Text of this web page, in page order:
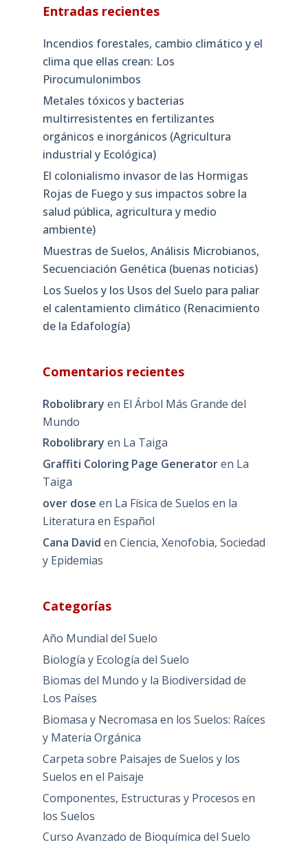
Entradas recientes
Incendios forestales, cambio climático y el
clima que ellas crean: Los
Pirocumulonimbos
Metales tóxicos y bacterias
multirresistentes en fertilizantes
orgánicos e inorgánicos (Agricultura
industrial y Ecológica)
El colonialismo invasor de las Hormigas
Rojas de Fuego y sus impactos sobre la
salud pública, agricultura y medio
ambiente)
Muestras de Suelos, Análisis Microbianos,
Secuenciación Genética (buenas noticias)
Los Suelos y los Usos del Suelo para paliar
el calentamiento climático (Renacimiento
de la Edafología)
Comentarios recientes
Robolibrary en El Árbol Más Grande del
Mundo
Robolibrary en La Taiga
Graffiti Coloring Page Generatoren La
Taiga
over dose en La Física de Suelos en la
Literatura en Español
Cana David en Ciencia, Xenofobia, Sociedad
y Epidemias
Categorías
Año Mundial del Suelo
Biología y Ecología del Suelo
Biomas del Mundo y la Biodiversidad de
Los Países
Biomasa y Necromasa en los Suelos: Raíces
y Materia Orgánica
Carpeta sobre Paisajes de Suelos y los
Suelos en el Paisaje
Componentes, Estructuras y Procesos en
los Suelos
Curso Avanzado de Bioquímica del Suelo